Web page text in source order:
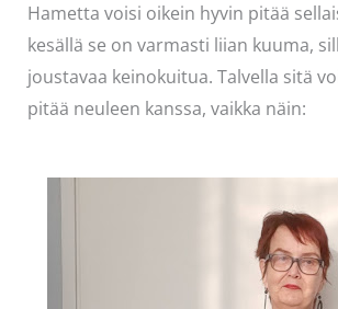
Hametta voisi oikein hyvin pitää
kesällä se on varmasti liian kuuma,
joustavaa keinokuitua. Talvella sitä
pitää neuleen kanssa, vaikka näin: